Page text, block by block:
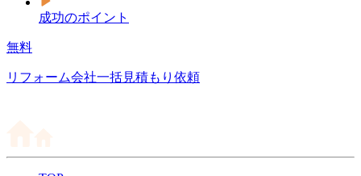
成功のポイント
無料
リフォーム会社一括見積もり依頼